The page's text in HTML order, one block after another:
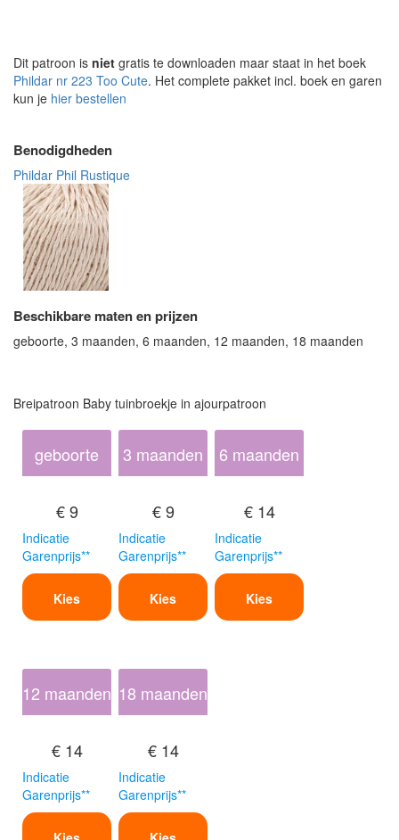
Dit patroon is niet gratis te downloaden maar staat in het boek
Phildar nr 223 Too Cute. Het complete pakket incl. boek en garen
kun je hier bestellen
Benodigdheden
Phildar Phil Rustique
Beschikbare maten en prijzen
geboorte, 3 maanden, 6 maanden, 12 maanden, 18 maanden
Breipatroon Baby tuinbroekje in ajourpatroon
geboorte
€ 9
Indicatie
Garenprijs**
Kies
3 maanden
€ 9
Indicatie
Garenprijs**
Kies
6 maanden
€ 14
Indicatie
Garenprijs**
Kies
12 maanden
€ 14
Indicatie
Garenprijs**
18 maanden
€ 14
Indicatie
Garenprijs**